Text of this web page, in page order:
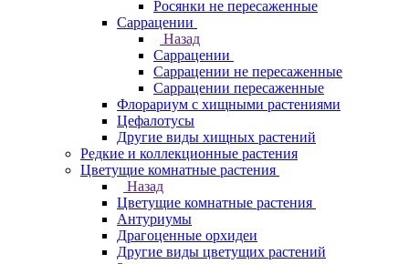
Росянки не пересаженные
Саррацении
Назад
Саррацении
Саррацении не пересаженные
Саррацении пересаженные
Флорариум с хищными растениями
Цефалотусы
Другие виды хищных растений
Редкие и коллекционные растения
Цветущие комнатные растения
Назад
Цветущие комнатные растения
Антуриумы
Драгоценные орхидеи
Другие виды цветущих растений